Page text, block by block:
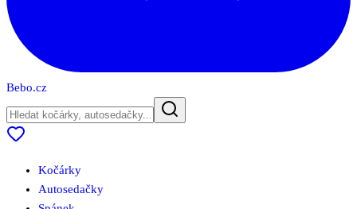
Bebo.cz
Kočárky
Autosedačky